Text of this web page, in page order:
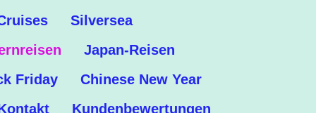
Silversea
Japan-Reisen
Friday
Chinese New Year
Kundenbewertungen